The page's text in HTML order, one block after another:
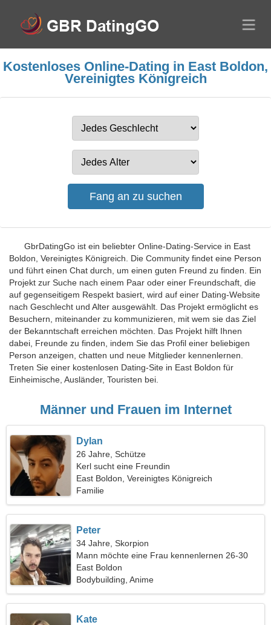
Kostenloses Online-Dating in East Boldon,
Vereinigtes Königreich
GbrDatingGo ist ein beliebter Online-Dating-Service in East
Boldon, Vereinigtes Königreich. Die Community findet eine Person
und führt einen Chat durch, um einen guten Freund zu finden. Ein
Projekt zur Suche nach einem Paar oder einer Freundschaft, die
auf gegenseitigem Respekt basiert, wird auf einer Dating-Website
nach Geschlecht und Alter ausgewählt. Das Projekt ermöglicht es
Besuchern, miteinander zu kommunizieren, mit wem sie das Ziel
der Bekanntschaft erreichen möchten. Das Projekt hilft Ihnen
dabei, Freunde zu finden, indem Sie das Profil einer beliebigen
Person anzeigen, chatten und neue Mitglieder kennenlernen.
Treten Sie einer kostenlosen Dating-Site in East Boldon für
Einheimische, Ausländer, Touristen bei.
Männer und Frauen im Internet
Dylan
26 Jahre, Schütze
Kerl sucht eine Freundin
East Boldon, Vereinigtes Königreich
Familie
Peter
34 Jahre, Skorpion
Mann möchte eine Frau kennenlernen 26-30
East Boldon
Bodybuilding, Anime
Kate